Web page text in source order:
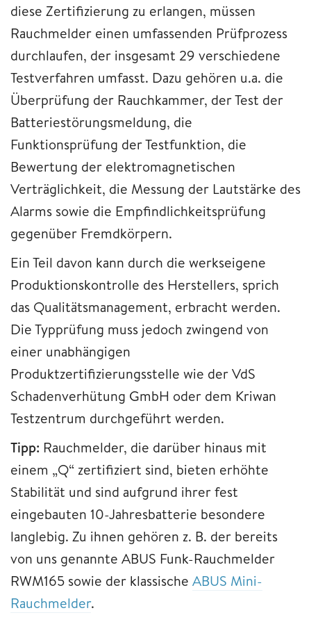
diese Zertifizierung zu erlangen, müssen
Rauchmelder einen umfassenden Prüfprozess
durchlaufen, der insgesamt 29 verschiedene
Testverfahren umfasst. Dazu gehören u.a. die
Überprüfung der Rauchkammer, der Test der
Batteriestörungsmeldung, die
Funktionsprüfung der Testfunktion, die
Bewertung der elektromagnetischen
Verträglichkeit, die Messung der Lautstärke des
Alarms sowie die Empfindlichkeitsprüfung
gegenüber Fremdkörpern.
Ein Teil davon kann durch die werkseigene
Produktionskontrolle des Herstellers, sprich
das Qualitätsmanagement, erbracht werden.
Die Typprüfung muss jedoch zwingend von
einer unabhängigen
Produktzertifizierungsstelle wie der VdS
Schadenverhütung GmbH oder dem Kriwan
Testzentrum durchgeführt werden.
Tipp: Rauchmelder, die darüber hinaus mit
einem „Q“ zertifiziert sind, bieten erhöhte
Stabilität und sind aufgrund ihrer fest
eingebauten 10-Jahresbatterie besondere
langlebig. Zu ihnen gehören z. B. der bereits
von uns genannte ABUS Funk-Rauchmelder
RWM165 sowie der klassische ABUS Mini-
Rauchmelder.